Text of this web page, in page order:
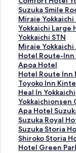
S
u
z
u
k
a
の
ペ
ー
ジ
を
開
く
リ
ン
ク
l
e
i
n
n
S
u
z
u
k
a
の
ペ
ー
ジ
を
t
l
e
i
n
n
S
u
z
u
k
a
c
h
u
o
r
i
o
n
の
ペ
ー
ジ
を
開
く
リ
ン
ク
R
-
A
d
u
l
t
s
O
n
l
y
の
ペ
ー
ジ
t
o
S
T
A
Y
S
U
Z
U
K
A
の
ペ
ー
ジ
o
r
t
H
o
t
e
l
S
u
z
u
k
a
の
ペ
t
o
n
H
o
t
e
l
Y
o
k
k
a
i
c
h
y
a
k
o
H
o
t
e
l
Y
o
k
k
a
i
c
o
m
f
o
r
t
H
o
t
e
l
Y
o
k
k
a
Suzuka Smile
S
u
z
u
k
a
S
m
i
l
e
R
o
o
m
の
Miraie
M
i
r
a
i
e
Y
o
k
k
a
i
c
h
i
Yokkaichi Large
Yokkaichi STN
Y
o
k
k
a
i
c
h
i
L
a
r
g
e
Miraie
M
i
r
a
i
e
Y
o
k
k
a
i
Hotel Route-Inn
H
o
t
e
l
R
o
u
t
e
-
Apoa Hotel
A
p
o
a
H
o
t
e
l
の
Hotel Route Inn
H
o
t
e
l
R
o
u
t
Toyoko Inn
T
o
y
o
k
o
I
n
Heal In Yokkaichi
H
e
a
l
I
n
Y
Yokkaichionsen
Y
o
k
k
a
i
Apa Hotel
A
p
a
H
o
Suzuka Royal
S
u
z
u
Suzuka Storia
S
u
z
Shiroko Storia
S
h
Hotel Green
H